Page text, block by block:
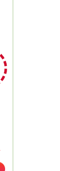
В ИЗБРАННОЕ